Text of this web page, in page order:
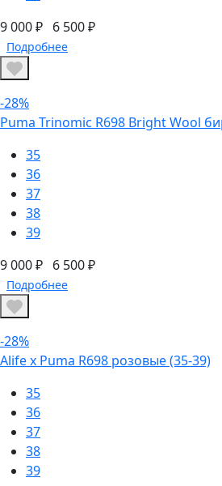
9 000 ₽ 6 500 ₽
Подробнее
-28%
Puma Trinomic R698 Bright Wool
35
36
37
38
39
9 000 ₽ 6 500 ₽
Подробнее
-28%
Alife x Puma R698 розовые (35-39)
35
36
37
38
39